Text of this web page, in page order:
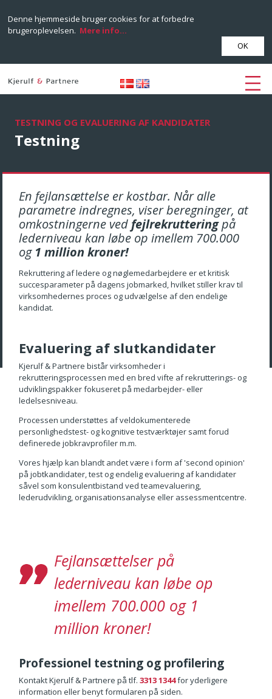
Denne hjemmeside bruger cookies for at forbedre
brugeroplevelsen. Mere info...
OK
TESTNING OG EVALUERING AF KANDIDATER
Testning
En fejlansættelse er kostbar. Når alle
parametre indregnes, viser beregninger, at
omkostningerne vedfejlrekrutteringpå
lederniveau kan løbe op imellem 700.000
og 1 million kroner!
Rekruttering af ledere og nøglemedarbejdere er et kritisk
succesparameter på dagens jobmarked, hvilket stiller krav til
virksomhedernes proces og udvælgelse af den endelige
kandidat.
Evaluering af slutkandidater
Kjerulf & Partnere bistår virksomheder i
rekrutteringsprocessen med en bred vifte af rekrutterings- og
udviklingspakker fokuseret på medarbejder- eller
ledelsesniveau.
Processen understøttes af veldokumenterede
personlighedstest- og kognitive testværktøjer samt forud
definerede jobkravprofiler m.m.
Vores hjælp kan blandt andet være i form af 'second opinion'
på jobtkandidater, test og endelig evaluering af kandidater
såvel som konsulentbistand ved teamevaluering,
lederudvikling, organisationsanalyse eller assessmentcentre.
Fejlansættelser på
lederniveau kan løbe op
imellem 700.000 og 1
million kroner!
Professionel testning og profilering
KontaktKjerulf & Partnere på tlf. 3313 1344for yderligere
information eller benyt formularen på siden.